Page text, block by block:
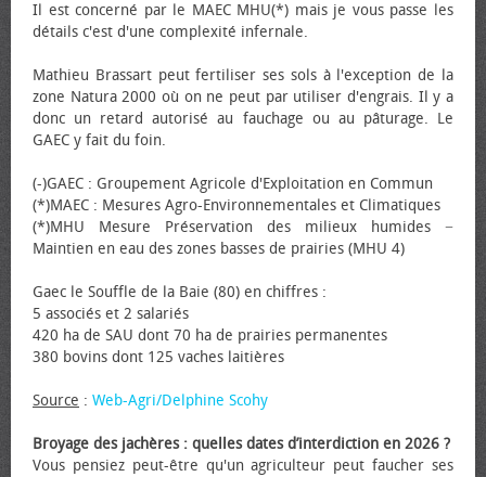
Il est concerné par le MAEC MHU(*) mais je vous passe les
détails c'est d'une complexité infernale.
Mathieu Brassart peut fertiliser ses sols à l'exception de la
zone Natura 2000 où on ne peut par utiliser d'engrais. Il y a
donc un retard autorisé au fauchage ou au pâturage. Le
GAEC y fait du foin.
(-)GAEC : Groupement Agricole d'Exploitation en Commun
(*)MAEC : Mesures Agro-Environnementales et Climatiques
(*)MHU Mesure Préservation des milieux humides −
Maintien en eau des zones basses de prairies (MHU 4)
Gaec le Souffle de la Baie (80) en chiffres :
5 associés et 2 salariés
420 ha de SAU dont 70 ha de prairies permanentes
380 bovins dont 125 vaches laitières
Source : Web-Agri/Delphine Scohy
Broyage des jachères : quelles dates d’interdiction en 2026 ?
Vous pensiez peut-être qu'un agriculteur peut faucher ses